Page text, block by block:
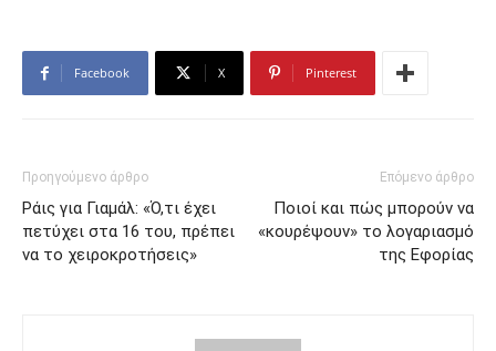
Facebook X Pinterest
Προηγούμενο άρθρο
Ράις για Γιαμάλ: «Ό,τι έχει
πετύχει στα 16 του, πρέπει
να το χειροκροτήσεις»
Επόμενο άρθρο
Ποιοί και πώς μπορούν να
«κουρέψουν» το λογαριασμό
της Εφορίας